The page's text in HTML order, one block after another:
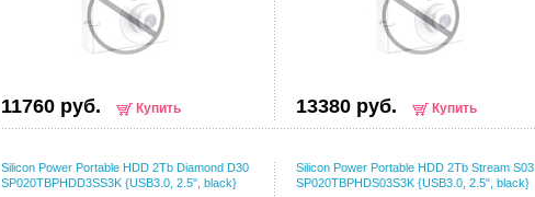
11760 руб. Купить 13380 руб. Купить
Silicon Power Portable HDD 2Tb Diamond D30
SP020TBPHDD3SS3K {USB3.0, 2.5", black}
Silicon Power Portable HDD 2Tb Stream S03
SP020TBPHDS03S3K {USB3.0, 2.5", black}